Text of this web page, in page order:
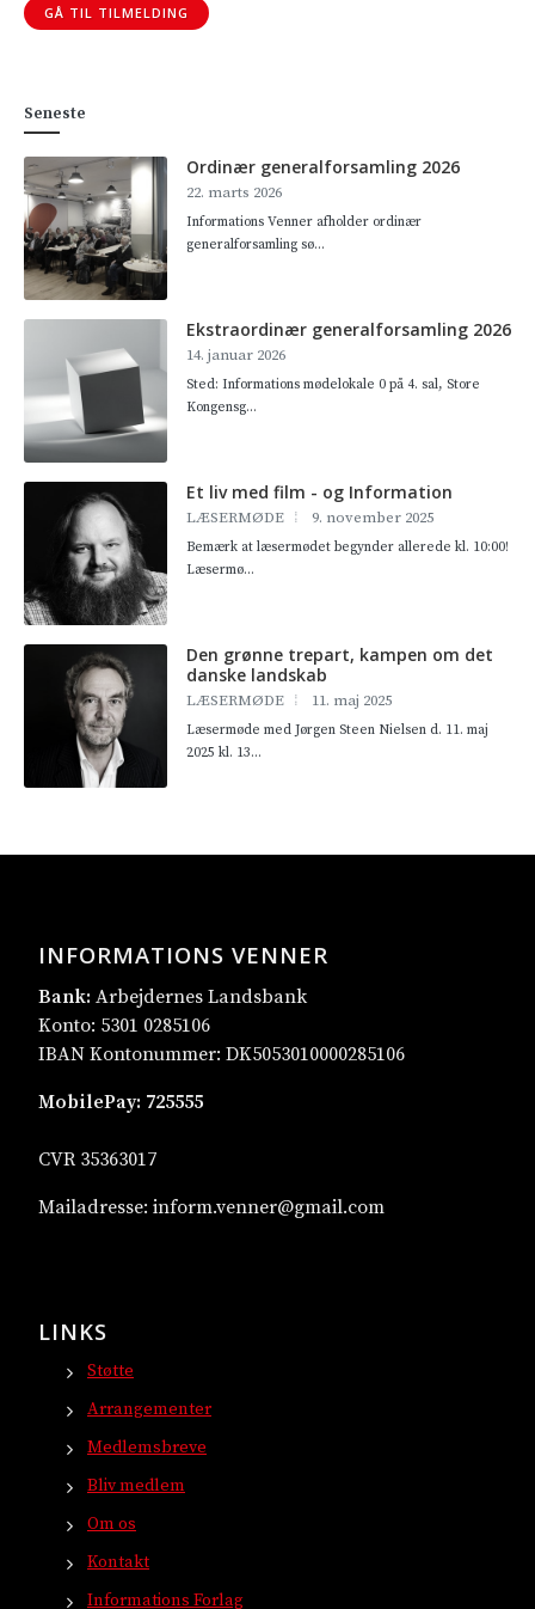
GÅ TIL TILMELDING
Seneste
Ordinær generalforsamling 2026
22. marts 2026
Informations Venner afholder ordinær
generalforsamling sø...
Ekstraordinær generalforsamling 2026
14. januar 2026
Sted: Informations mødelokale 0 på 4. sal, Store
Kongensg...
Et liv med film - og Information
LÆSERMØDE 9. november 2025
Bemærk at læsermødet begynder allerede kl. 10:00!
Læsermø...
Den grønne trepart, kampen om det
danske landskab
LÆSERMØDE 11. maj 2025
Læsermøde med Jørgen Steen Nielsen d. 11. maj
2025 kl. 13...
INFORMATIONS VENNER
Bank: Arbejdernes Landsbank
Konto: 5301 0285106
IBAN Kontonummer: DK5053010000285106
MobilePay: 725555
CVR 35363017
Mailadresse: inform.venner@gmail.com
LINKS
Støtte
Arrangementer
Medlemsbreve
Bliv medlem
Om os
Kontakt
Informations Forlag